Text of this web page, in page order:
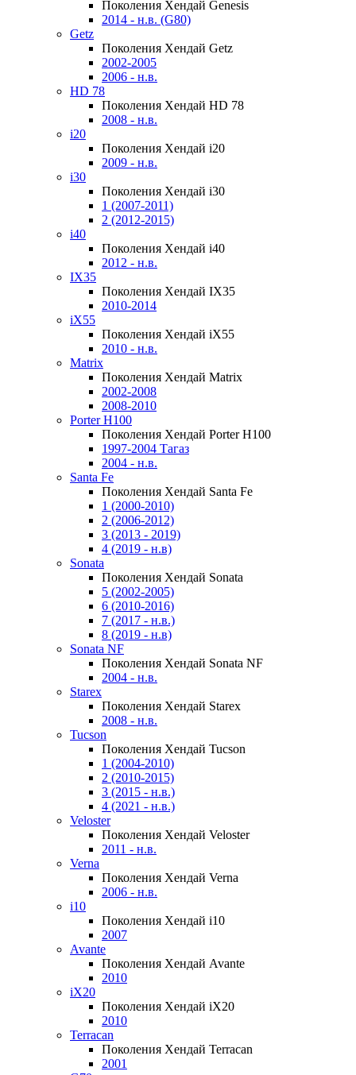
Поколения Хендай Genesis
2014 - н.в. (G80)
Getz
Поколения Хендай Getz
2002-2005
2006 - н.в.
HD 78
Поколения Хендай HD 78
2008 - н.в.
i20
Поколения Хендай i20
2009 - н.в.
i30
Поколения Хендай i30
1 (2007-2011)
2 (2012-2015)
i40
Поколения Хендай i40
2012 - н.в.
IX35
Поколения Хендай IX35
2010-2014
iX55
Поколения Хендай iX55
2010 - н.в.
Matrix
Поколения Хендай Matrix
2002-2008
2008-2010
Porter H100
Поколения Хендай Porter H100
1997-2004 Тагаз
2004 - н.в.
Santa Fe
Поколения Хендай Santa Fe
1 (2000-2010)
2 (2006-2012)
3 (2013 - 2019)
4 (2019 - н.в)
Sonata
Поколения Хендай Sonata
5 (2002-2005)
6 (2010-2016)
7 (2017 - н.в.)
8 (2019 - н.в)
Sonata NF
Поколения Хендай Sonata NF
2004 - н.в.
Starex
Поколения Хендай Starex
2008 - н.в.
Tucson
Поколения Хендай Tucson
1 (2004-2010)
2 (2010-2015)
3 (2015 - н.в.)
4 (2021 - н.в.)
Veloster
Поколения Хендай Veloster
2011 - н.в.
Verna
Поколения Хендай Verna
2006 - н.в.
i10
Поколения Хендай i10
2007
Avante
Поколения Хендай Avante
2010
iX20
Поколения Хендай iX20
2010
Terracan
Поколения Хендай Terracan
2001